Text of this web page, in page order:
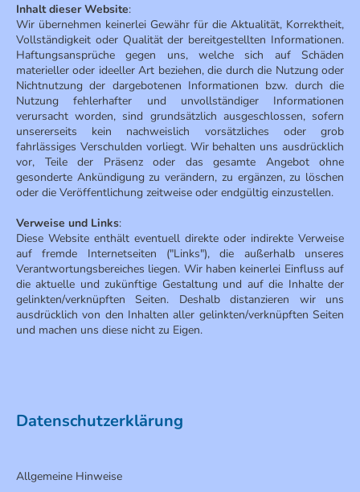
Inhalt dieser Website:
Wir übernehmen keinerlei Gewähr für die Aktualität, Korrektheit,
Vollständigkeit oder Qualität der bereitgestellten Informationen.
Haftungsansprüche gegen uns, welche sich auf Schäden
materieller oder ideeller Art beziehen, die durch die Nutzung oder
Nichtnutzung der dargebotenen Informationen bzw. durch die
Nutzung fehlerhafter und unvollständiger Informationen
verursacht worden, sind grundsätzlich ausgeschlossen, sofern
unsererseits kein nachweislich vorsätzliches oder grob
fahrlässiges Verschulden vorliegt. Wir behalten uns ausdrücklich
vor, Teile der Präsenz oder das gesamte Angebot ohne
gesonderte Ankündigung zu verändern, zu ergänzen, zu löschen
oder die Veröffentlichung zeitweise oder endgültig einzustellen.
Verweise und Links:
Diese Website enthält eventuell direkte oder indirekte Verweise
auf fremde Internetseiten ("Links"), die außerhalb unseres
Verantwortungsbereiches liegen. Wir haben keinerlei Einfluss auf
die aktuelle und zukünftige Gestaltung und auf die Inhalte der
gelinkten/verknüpften Seiten. Deshalb distanzieren wir uns
ausdrücklich von den Inhalten aller gelinkten/verknüpften Seiten
und machen uns diese nicht zu Eigen.
Datenschutzerklärung
Allgemeine Hinweise